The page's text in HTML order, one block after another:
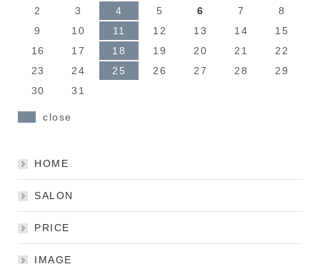
2
3 4 5 6 7
8
9
10 11 12 13 14
15
16
17 18 19 20 21
22
23
24 25 26 27 28
29
30
31
close
HOME
SALON
PRICE
IMAGE